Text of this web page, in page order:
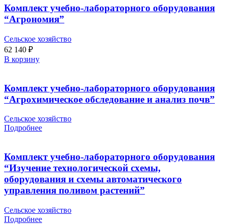
Комплект учебно-лабораторного оборудования
“Агрономия”
Сельское хозяйство
62 140 ₽
В корзину
Комплект учебно-лабораторного оборудования
“Агрохимическое обследование и анализ почв”
Сельское хозяйство
Подробнее
Комплект учебно-лабораторного оборудования
“Изучение технологической схемы,
оборудования и схемы автоматического
управления поливом растений”
Сельское хозяйство
Подробнее